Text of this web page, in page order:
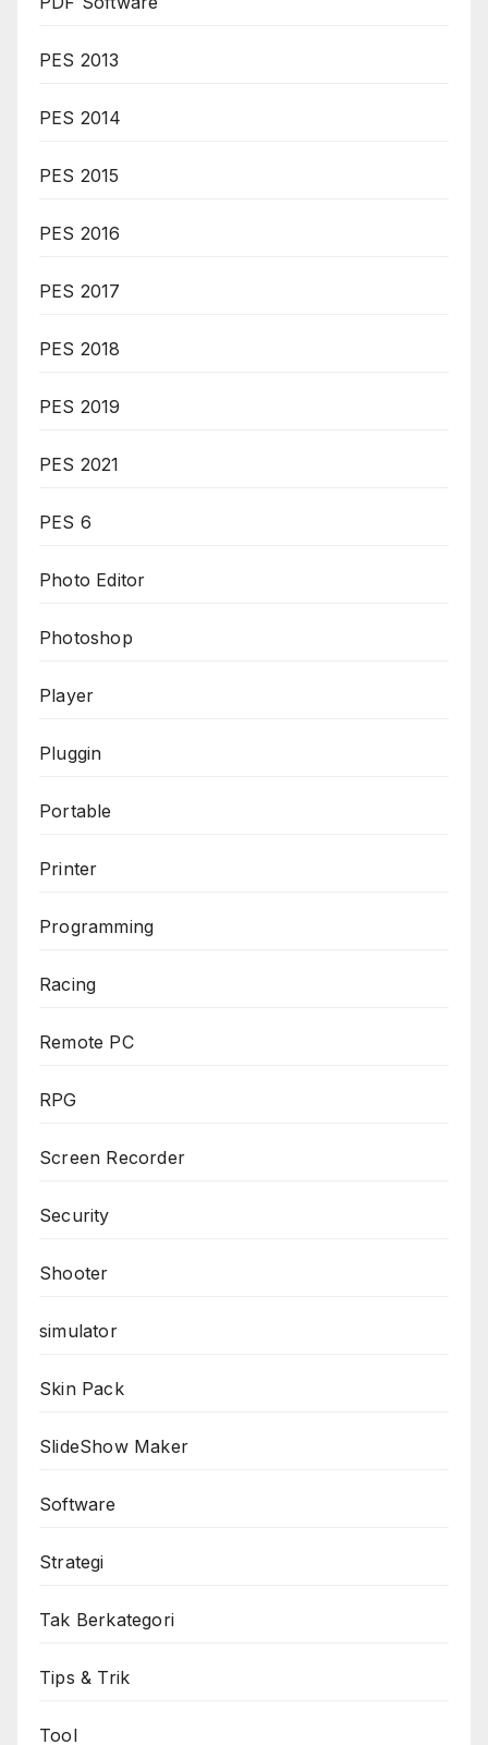
PES 2013
PES 2014
PES 2015
PES 2016
PES 2017
PES 2018
PES 2019
PES 2021
PES 6
Photo Editor
Photoshop
Player
Pluggin
Portable
Printer
Programming
Racing
Remote PC
RPG
Screen Recorder
Security
Shooter
simulator
Skin Pack
SlideShow Maker
Software
Strategi
Tak Berkategori
Tips & Trik
Tool